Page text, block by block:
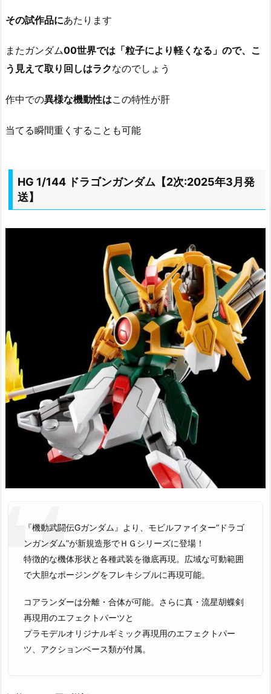
その試作品にあたります
またガンダム00世界では「粒子により軽くなる」ので、こ
う見えて取り回しはラクなのでしょう
作中での異様な機動性はこの特性が肝
当てる瞬間重くすることも可能
HG 1/144 ドラゴンガンダム【2次:2025年3月発
送】
『機動武闘伝Gガンダム』より、モビルファイター“ドラゴ
ンガンダム”が新規造形でＨＧシリーズに登場！
特徴的な機体形状と各種武装を徹底再現。広域な可動範囲
で大胆なポージングをフレキシブルに再現可能。
コアランダーは分離・合体が可能。さらに真・流星胡蝶剣
再現用のエフェクトパーツと
プラモデルオリジナルギミック再現用のエフェクトパー
ツ、アクションベース類が付属。